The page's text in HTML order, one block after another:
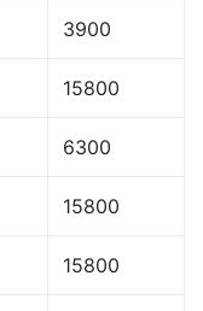
3900
15800
6300
15800
15800